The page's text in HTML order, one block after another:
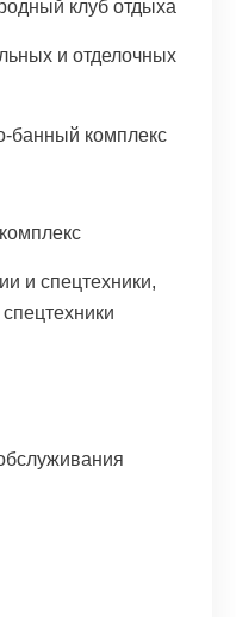
клуб отдыха
и отделочных
банный комплекс
и спецтехники,